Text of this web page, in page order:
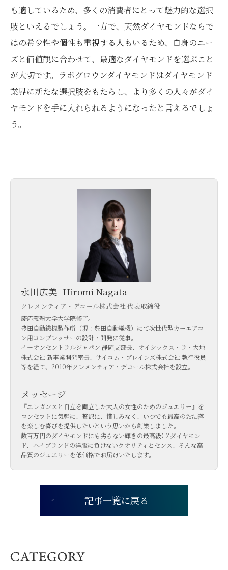
も適しているため、多くの消費者にとって魅力的な選択
肢といえるでしょう。一方で、天然ダイヤモンドならで
はの希少性や個性も重視する人もいるため、自身のニー
ズと価値観に合わせて、最適なダイヤモンドを選ぶこと
が大切です。ラボグロウンダイヤモンドはダイヤモンド
業界に新たな選択肢をもたらし、より多くの人々がダイ
ヤモンドを手に入れられるようになったと言えるでしょ
う。
永田広美 Hiromi Nagata
クレメンティア・デコール株式会社 代表取締役
慶応義塾大学大学院修了。
豊田自動織機製作所（現：豊田自動織機）にて次世代型カーエアコ
ン用コンプレッサーの設計・開発に従事。
イーオンセントラルジャパン 静岡支部長、オイシックス・ラ・大地
株式会社 新事業開発室長、サイコム・ブレインズ株式会社 執行役員
等を経て、2010年クレメンティア・デコール株式会社を設立。
メッセージ
『エレガンスと自立を両立した大人の女性のためのジュエリー』を
コンセプトに気軽に、贅沢に、惜しみなく、いつでも最高のお洒落
を楽しむ喜びを提供したいという思いから創業しました。
数百万円のダイヤモンドにも劣らない輝きの最高級CZダイヤモン
ド、ハイブランドの洋服に負けないクオリティとセンス、そんな高
品質のジュエリーを低価格でお届けいたします。
記事一覧に戻る